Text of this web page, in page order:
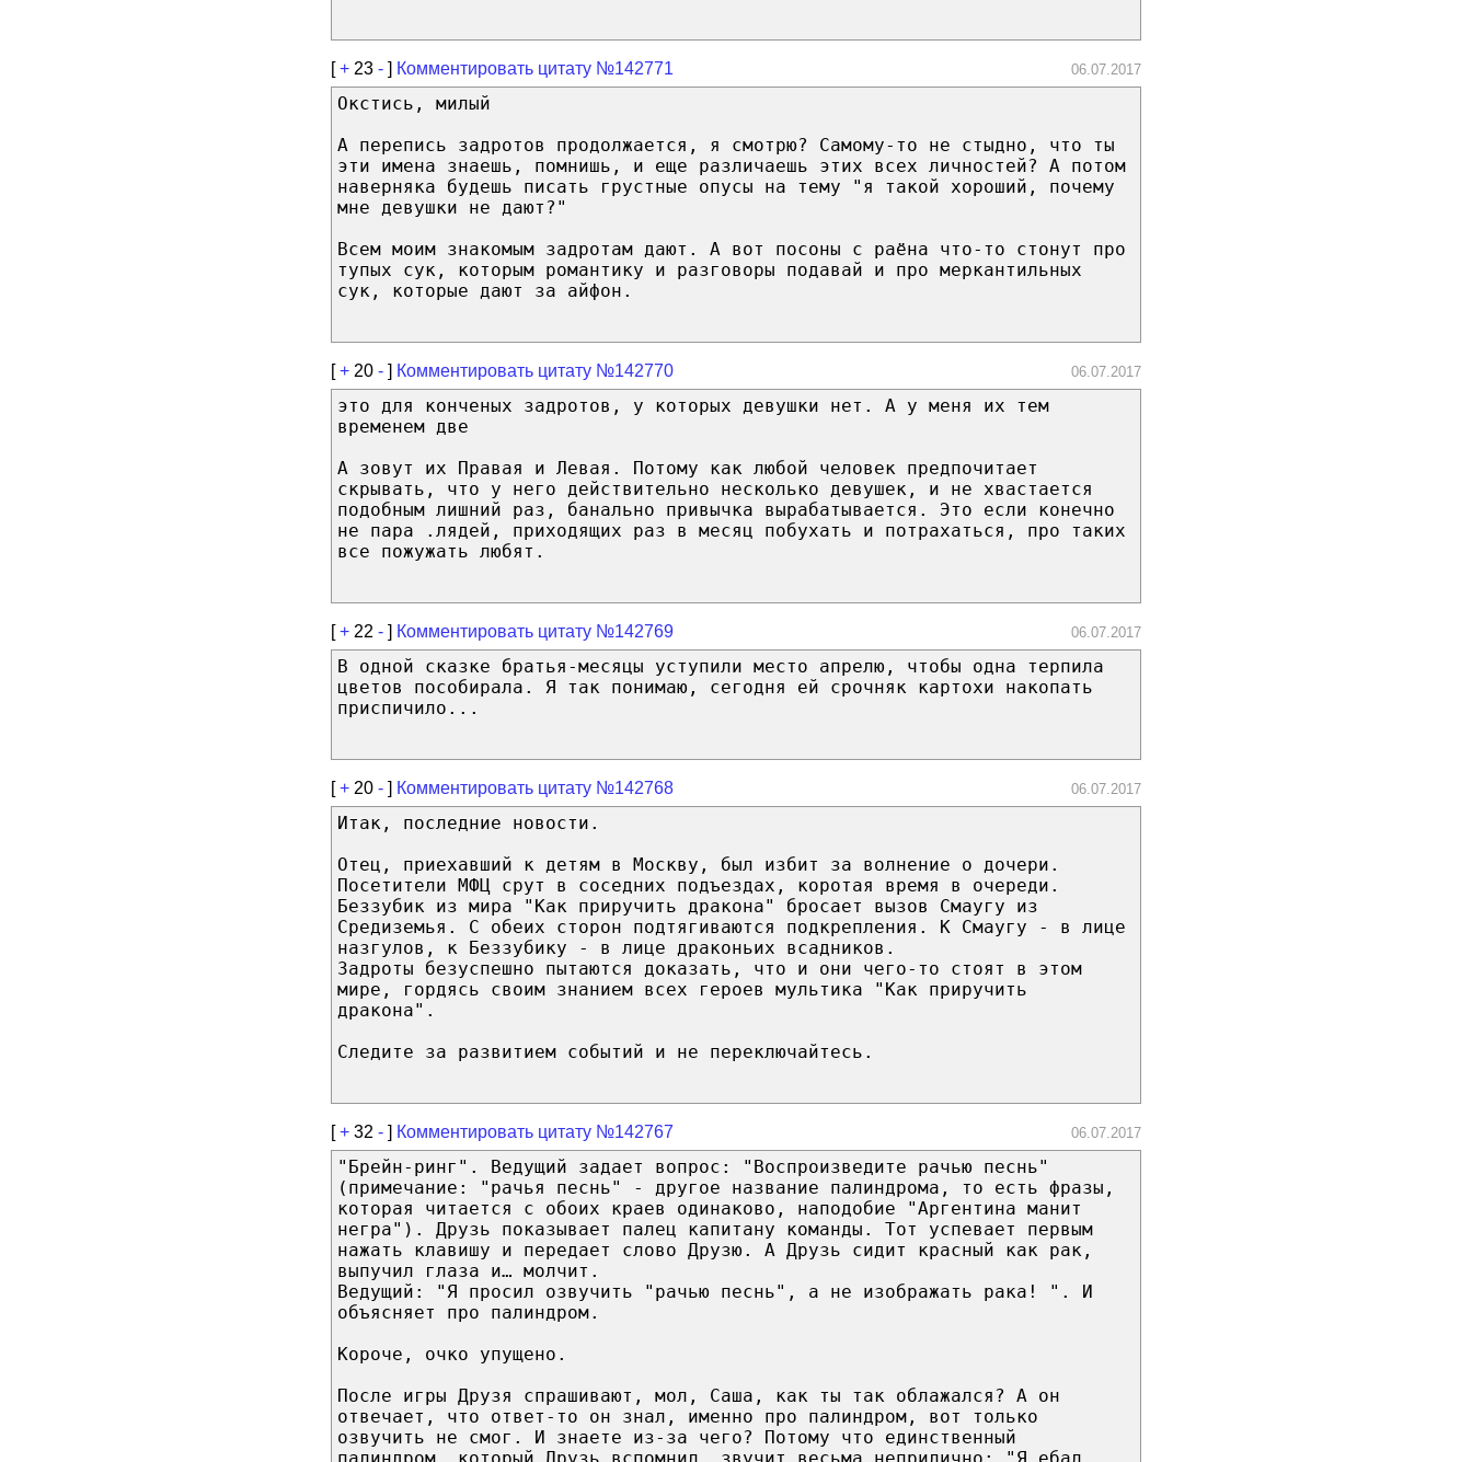
[+ 23 - ] Комментировать цитату №142771 06.07.2017
Окстись, милый
А перепись задротов продолжается, я смотрю? Самому-то не стыдно, что ты
эти имена знаешь, помнишь, и еще различаешь этих всех личностей? А потом
наверняка будешь писать грустные опусы на тему "я такой хороший, почему
мне девушки не дают?"
Всем моим знакомым задротам дают. А вот посоны с раёна что-то стонут про
тупых сук, которым романтику и разговоры подавай и про меркантильных
сук, которые дают за айфон.
[+ 20 - ] Комментировать цитату №142770 06.07.2017
это для конченых задротов, у которых девушки нет. А у меня их тем
временем две
А зовут их Правая и Левая. Потому как любой человек предпочитает
скрывать, что у него действительно несколько девушек, и не хвастается
подобным лишний раз, банально привычка вырабатывается. Это если конечно
не пара .лядей, приходящих раз в месяц побухать и потрахаться, про таких
все пожужать любят.
[+ 22 - ] Комментировать цитату №142769 06.07.2017
В одной сказке братья-месяцы уступили место апрелю, чтобы одна терпила
цветов пособирала. Я так понимаю, сегодня ей срочняк картохи накопать
приспичило...
[+ 20 - ] Комментировать цитату №142768 06.07.2017
Итак, последние новости.
Отец, приехавший к детям в Москву, был избит за волнение о дочери.
Посетители МФЦ срут в соседних подъездах, коротая время в очереди.
Беззубик из мира "Как приручить дракона" бросает вызов Смаугу из
Средиземья. С обеих сторон подтягиваются подкрепления. К Смаугу - в лице
назгулов, к Беззубику - в лице драконьих всадников.
Задроты безуспешно пытаются доказать, что и они чего-то стоят в этом
мире, гордясь своим знанием всех героев мультика "Как приручить
дракона".
Следите за развитием событий и не переключайтесь.
[+ 32 - ] Комментировать цитату №142767 06.07.2017
"Брейн-ринг". Ведущий задает вопрос: "Воспроизведите рачью песнь"
(примечание: "рачья песнь" - другое название палиндрома, то есть фразы,
которая читается с обоих краев одинаково, наподобие "Аргентина манит
негра"). Друзь показывает палец капитану команды. Тот успевает первым
нажать клавишу и передает слово Друзю. А Друзь сидит красный как рак,
выпучил глаза и… молчит.
Ведущий: "Я просил озвучить "рачью песнь", а не изображать рака! ". И
объясняет про палиндром.
Короче, очко упущено.
После игры Друзя спрашивают, мол, Саша, как ты так облажался? А он
отвечает, что ответ-то он знал, именно про палиндром, вот только
озвучить не смог. И знаете из-за чего? Потому что единственный